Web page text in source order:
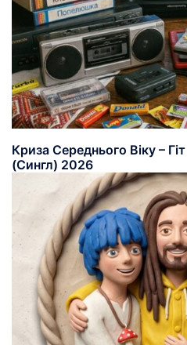
Криза Середнього Віку –
(Сингл) 2026